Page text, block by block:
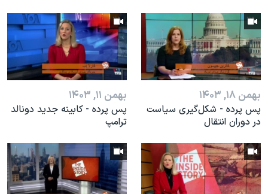
بهمن ۱۸, ۱۴۰۳
پس پرده - شکل‌گیری سیاست
در دوران انتقال
بهمن ۱۱, ۱۴۰۳
پس پرده - کابینه جدید دونالد
ترامپ